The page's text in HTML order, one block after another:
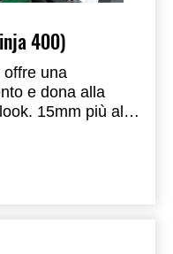
400)
offre una
e dona alla
15mm più alto